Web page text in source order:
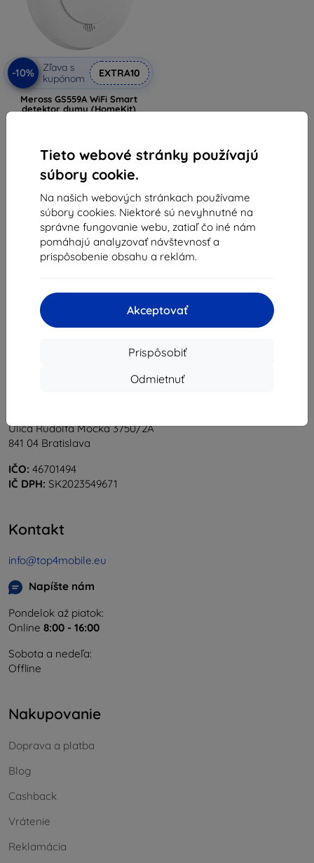
Tieto webové stránky používajú
súbory cookie.
Na našich webových stránkach používame
súbory cookies. Niektoré sú nevyhnutné na
správne fungovanie webu, zatiaľ čo iné nám
pomáhajú analyzovať návštevnosť a
prispôsobenie obsahu a reklám.
Akceptovať
Prispôsobiť
Odmietnuť
-10%
Zľava s
kupónom
EXTRA10
Meross GS559A WiFi Smart
detektor dymu (HomeKit)
Na sklade > 5 ks
1
Ulica Rudolfa Mocka 3750/2A
841 04 Bratislava
IČO: 46701494
IČ DPH: SK2023549671
Kontakt
info@top4mobile.eu
Napíšte nám
Pondelok až piatok:
Online 8:00 - 16:00
Sobota a nedeľa:
Offline
Nakupovanie
Doprava a platba
Blog
Cashback
Vrátenie
Reklamácia